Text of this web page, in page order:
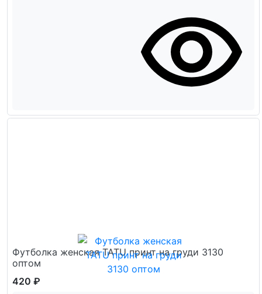
Футболка женская TATU принт на груди 3130
оптом
420 ₽